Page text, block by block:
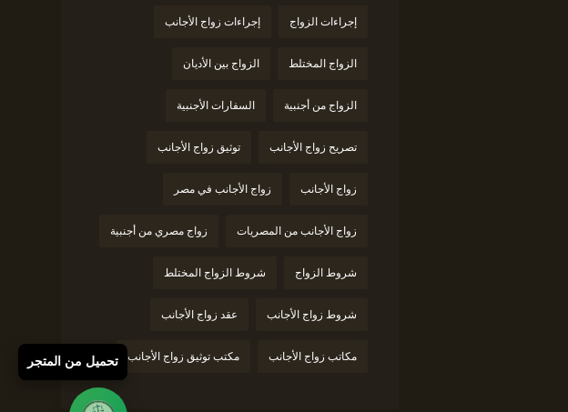
إجراءات الزواج إجراءات زواج الأجانب
الزواج المختلط الزواج بين الأديان
الزواج من أجنبية السفارات الأجنبية
تصريح زواج الأجانب توثيق زواج الأجانب
زواج الأجانب زواج الأجانب في مصر
زواج الأجانب من المصريات زواج مصري من أجنبية
شروط الزواج شروط الزواج المختلط
شروط زواج الأجانب عقد زواج الأجانب
مكاتب زواج الأجانب مكتب توثيق زواج الأجانب تحميل من المتجر